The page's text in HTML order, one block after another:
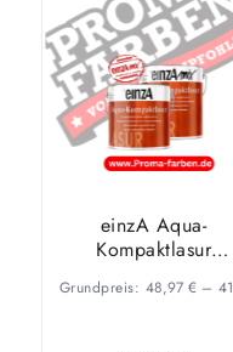
einzA Aqua-
Kompaktlasur
Grundpreis: 48,97 €–41,39